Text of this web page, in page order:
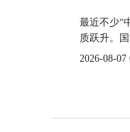
最近不少“
质跃升。
2026-08-07